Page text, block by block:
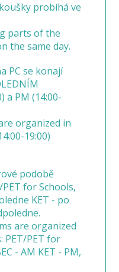
probíhá ve
parts of the
the same day.
PC se konají
a PM (14:00-
organized in
19:00)
podobě
for Schools,
KET - po
are organized
PET/PET for
- AM KET - PM,